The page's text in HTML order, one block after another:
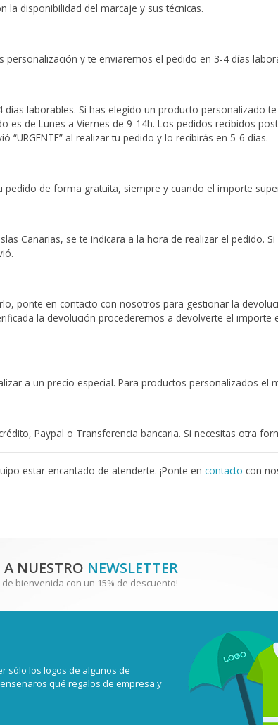
la disponibilidad del marcaje y sus técnicas.
personalización y te enviaremos el pedido en 3-4 días
4 días laborables. Si has elegido un producto
es de Lunes a Viernes de 9-14h. Los pedidos recibidos
“URGENTE” al realizar tu pedido y lo recibirás en 5-6 días.
pedido de forma gratuita, siempre y cuando el importe
Canarias, se te indicara a la hora de realizar el pedido.
ponte en contacto con nosotros para gestionar la
la devolución procederemos a devolverte el
a un precio especial. Para productos personalizados el
Paypal o Transferencia bancaria. Si necesitas otra
estar encantado de atenderte. ¡Ponte en contacto con
A NUESTRO NEWSLETTER
de bienvenida con un 15% de descuento!
sólo los logos de algunos de
qué regalos de empresa y